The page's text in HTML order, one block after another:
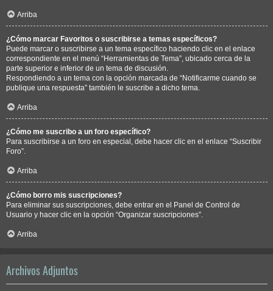
Arriba
¿Cómo marcar Favoritos o suscribirse a temas específicos?
Puede marcar o suscribirse a un tema específico haciendo clic en el enlace
correspondiente en el menú “Herramientas de Tema”, ubicado cerca de la
parte superior e inferior de un tema de discusión.
Respondiendo a un tema con la opción marcada de “Notificarme cuando se
publique una respuesta” también le suscribe a dicho tema.
Arriba
¿Cómo me suscribo a un foro específico?
Para suscribirse a un foro en especial, debe hacer clic en el enlace “Suscribir
Foro”.
Arriba
¿Cómo borro mis suscripciones?
Para eliminar sus suscripciones, debe entrar en el Panel de Control de
Usuario y hacer clic en la opción “Organizar suscripciones”.
Arriba
Archivos Adjuntos